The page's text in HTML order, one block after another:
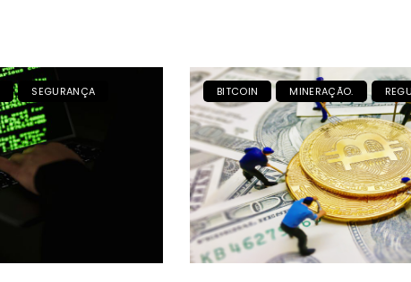
SEGURANÇA BITCOIN MINERAÇÃO.